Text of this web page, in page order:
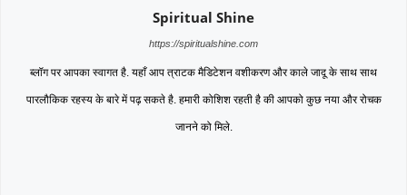
Spiritual Shine
https://spiritualshine.com
ब्लॉग पर आपका स्वागत है. यहाँ आप त्राटक मैडिटेशन वशीकरण और काले जादू के साथ साथ
पारलौकिक रहस्य के बारे में पढ़ सकते है. हमारी कोशिश रहती है की आपको कुछ नया और रोचक
जानने को मिले.